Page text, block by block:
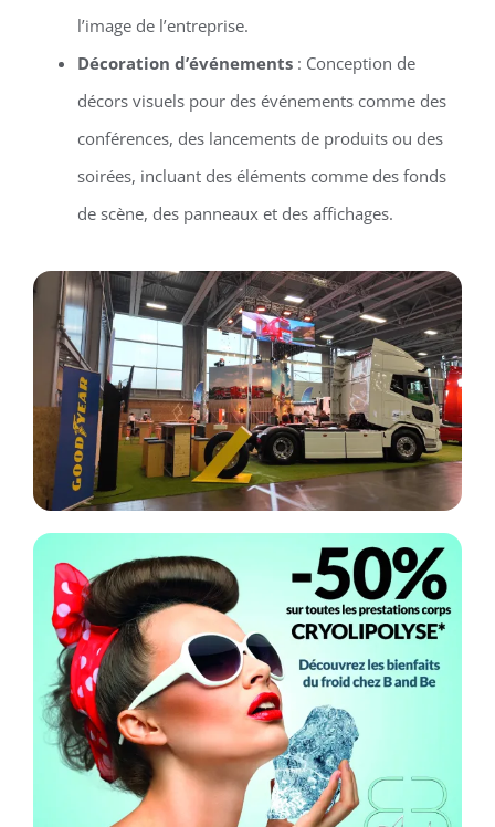
l’image de l’entreprise.
Décoration d’événements: Conception de
décors visuels pour des événements comme des
conférences, des lancements de produits ou des
soirées, incluant des éléments comme des fonds
de scène, des panneaux et des affichages.